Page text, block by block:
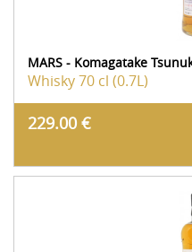
MARS - Komagatake
Whisky70 cl (0.7L)
229.00 €